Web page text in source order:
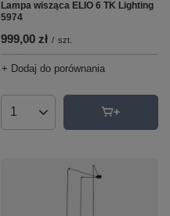
Lampa wisząca ELIO 6 TK Lighting
5974
999,00 zł / szt.
+ Dodaj do porównania
Ilość produktów